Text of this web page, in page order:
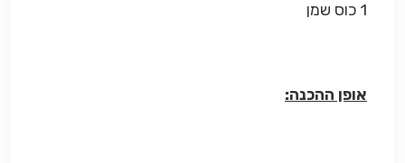
1 כוס שמן
אופן ההכנה: